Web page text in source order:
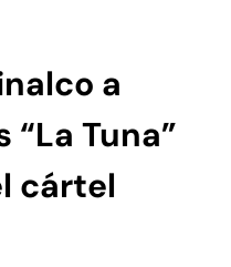
a
“La Tuna”
cártel